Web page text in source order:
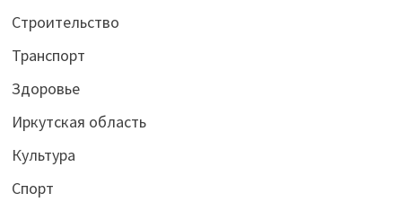
Строительство
Транспорт
Здоровье
Иркутская область
Культура
Спорт